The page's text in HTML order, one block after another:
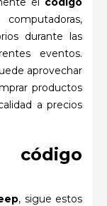
durante las
eventos.
aprovechar
productos
a precios
, sigue estos